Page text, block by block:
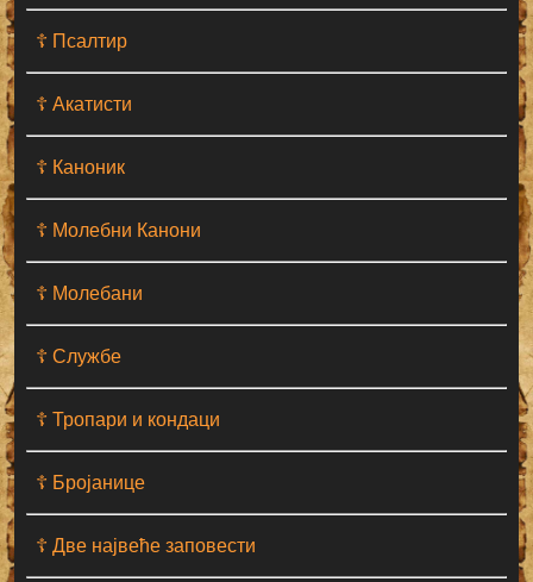
☦ Псалтир
☦ Акатисти
☦ Каноник
☦ Молебни Канони
☦ Молебани
☦ Службе
☦ Тропари и кондаци
☦ Бројанице
☦ Две највеће заповести